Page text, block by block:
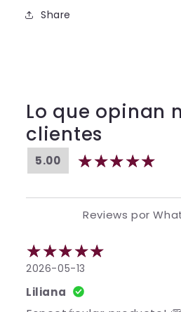
Share
Lo que opinan
clientes
5.00
Reviews por
2026-05-13
Liliana